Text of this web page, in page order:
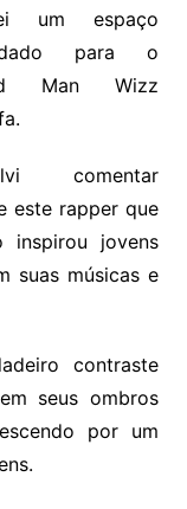
um espaço
para o
Man Wizz
comentar
este rapper que
inspirou jovens
suas músicas e
contraste
seus ombros
por um